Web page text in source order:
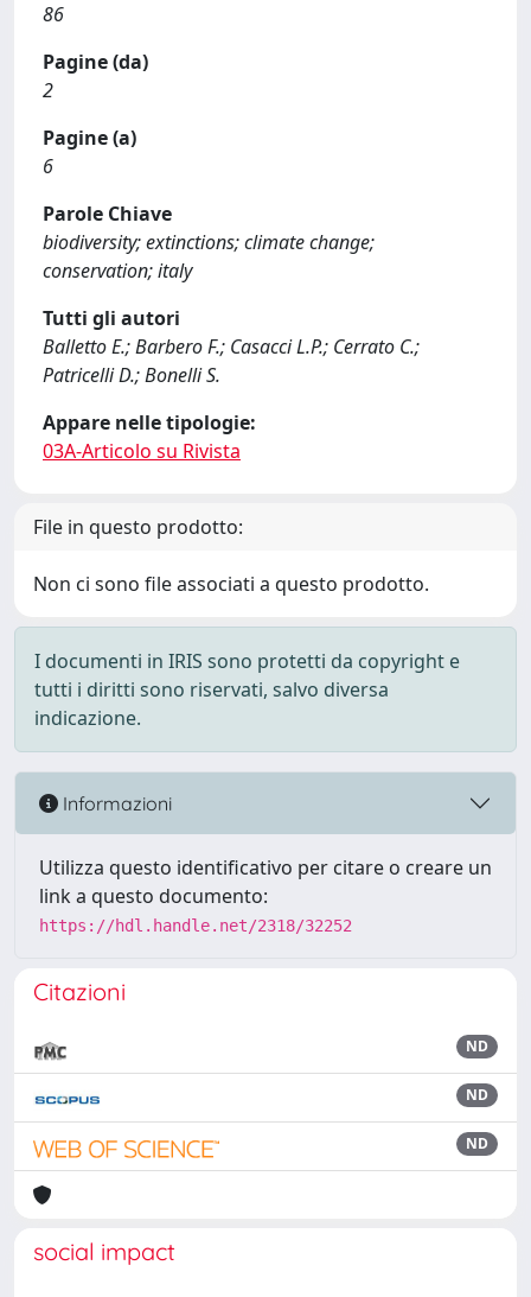
86
Pagine (da)
2
Pagine (a)
6
Parole Chiave
biodiversity; extinctions; climate change;
conservation; italy
Tutti gli autori
Balletto E.; Barbero F.; Casacci L.P.; Cerrato C.;
Patricelli D.; Bonelli S.
Appare nelle tipologie:
03A-Articolo su Rivista
File in questo prodotto:
Non ci sono file associati a questo prodotto.
I documenti in IRIS sono protetti da copyright e
tutti i diritti sono riservati, salvo diversa
indicazione.
Informazioni
Utilizza questo identificativo per citare o creare un
link a questo documento:
https://hdl.handle.net/2318/32252
Citazioni
ND
ND
ND
social impact